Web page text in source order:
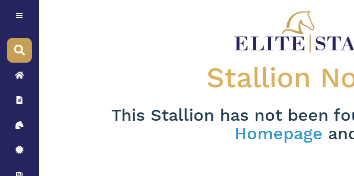
Stallion
This Stallion has not been
Homepage